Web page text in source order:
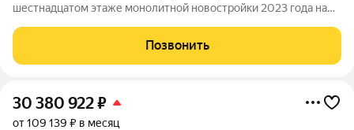
шестнадцатом этаже монолитной новостройки 2023 года на
решение для тех, кто ценит время, комфорт и продуманную
городскую эстетику. Вид во двор и на
Позвонить
30 380 922₽
от 109 139 ₽ в месяц